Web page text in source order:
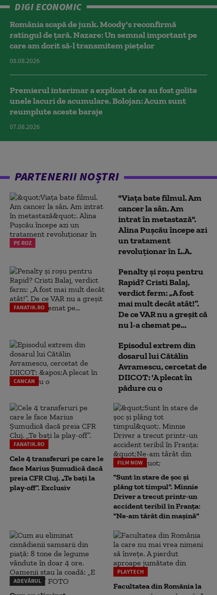
DIGI ECONOMIC
România scapă de junk. Moody's reconfirmă
ratingul de țară. Nazare: Un semnal important pe
care am dorit să-l transmitem piețelor
08.08.2026
Premierul interimar a explicat de ce au fost golite
unele lacuri de acumulare. Bolojan: Acum sunt
reumplute aceste baraje
07.08.2026
PARTENERII NOȘTRI
PE ROZ
"Viața bate filmul. Am
cancer la sân. Am
intrat în metastază".
Alina Pușcău începe azi
un tratament
revoluționar în L.A.
FANATIK.RO
Penalty și roșu pentru
Rapid? Cristi Balaj,
verdict ferm: „A fost
mai mult decât atât!”.
De ce VAR nu a greșit că
nu l-a chemat pe...
CANCAN
Episodul extrem din
dosarul lui Cătălin
Avramescu, cercetat de
DIICOT: 'A plecat în
pădure cu o
FANATIK.RO
Cele 4 transferuri pe care le
face Marius Șumudică dacă
preia CFR Cluj. „Te bați la
play-off”. Exclusiv
FILM NOW
"Sunt în stare de șoc și
plâng tot timpul". Minnie
Driver a trecut printr-un
accident teribil în Franța:
"Ne-am târât din mașină"
ADEVĂRUL
PLAYTECH
Facultatea din România la